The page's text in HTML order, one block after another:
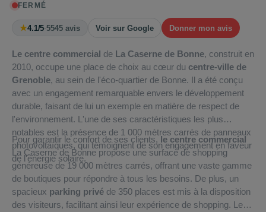
FERMÉ
★4.1/5·5545 avis Voir sur Google Donner mon avis
Le centre commercial de La Caserne de Bonne, construit en
2010, occupe une place de choix au cœur du centre-ville de
Grenoble, au sein de l'éco-quartier de Bonne. Il a été conçu
avec un engagement remarquable envers le développement
durable, faisant de lui un exemple en matière de respect de
l'environnement. L'une de ses caractéristiques les plus
notables est la présence de 1 000 mètres carrés de panneaux
photovoltaïques, qui témoignent de son engagement en faveur
de l'énergie solaire.
Pour garantir le confort de ses clients, le centre commercial
La Caserne de Bonne propose une surface de shopping
généreuse de 19 000 mètres carrés, offrant une vaste gamme
de boutiques pour répondre à tous les besoins. De plus, un
spacieux parking privé de 350 places est mis à la disposition
des visiteurs, facilitant ainsi leur expérience de shopping. Le